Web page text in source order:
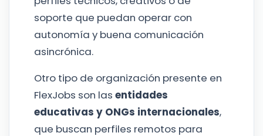
soporte que puedan operar con
autonomía y buena comunicación
asincrónica.
Otro tipo de organización presente en
FlexJobs son las entidades
educativas y ONGs internacionales,
que buscan perfiles remotos para